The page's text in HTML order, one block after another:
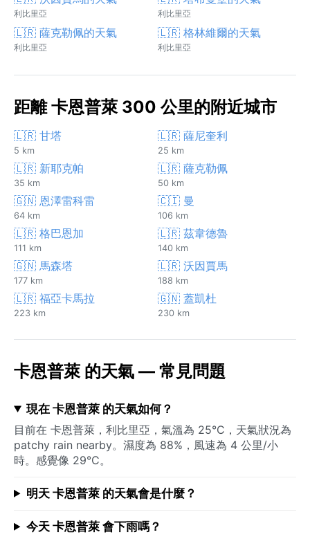
利比里亞 利比里亞
🇱🇷 薩克勒佩的天氣
利比里亞
🇱🇷 格林維爾的天氣
利比里亞
距離 卡恩普萊 300 公里的附近城市
🇱🇷 甘塔
5 km
🇱🇷 薩尼奎利
25 km
🇱🇷 新耶克帕
35 km
🇱🇷 薩克勒佩
50 km
🇬🇳 恩澤雷科雷
64 km
🇨🇮 曼
106 km
🇱🇷 格巴恩加
111 km
🇱🇷 茲韋德魯
140 km
🇬🇳 馬森塔
177 km
🇱🇷 沃因賈馬
188 km
🇱🇷 福亞卡馬拉
223 km
🇬🇳 蓋凱杜
230 km
卡恩普萊 的天氣 — 常見問題
現在 卡恩普萊 的天氣如何？
目前在 卡恩普萊，利比里亞，氣溫為 25°C，天氣狀況為
patchy rain nearby。濕度為 88%，風速為 4 公里/小
時。感覺像 29°C。
明天 卡恩普萊 的天氣會是什麼？
今天 卡恩普萊 會下雨嗎？